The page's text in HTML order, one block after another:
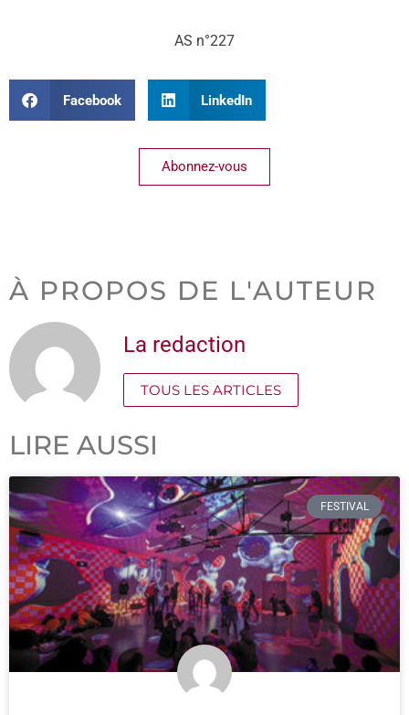
AS n°227
Facebook LinkedIn
Abonnez-vous
À PROPOS DE L'AUTEUR
La redaction
TOUS LES ARTICLES
LIRE AUSSI
FESTIVAL